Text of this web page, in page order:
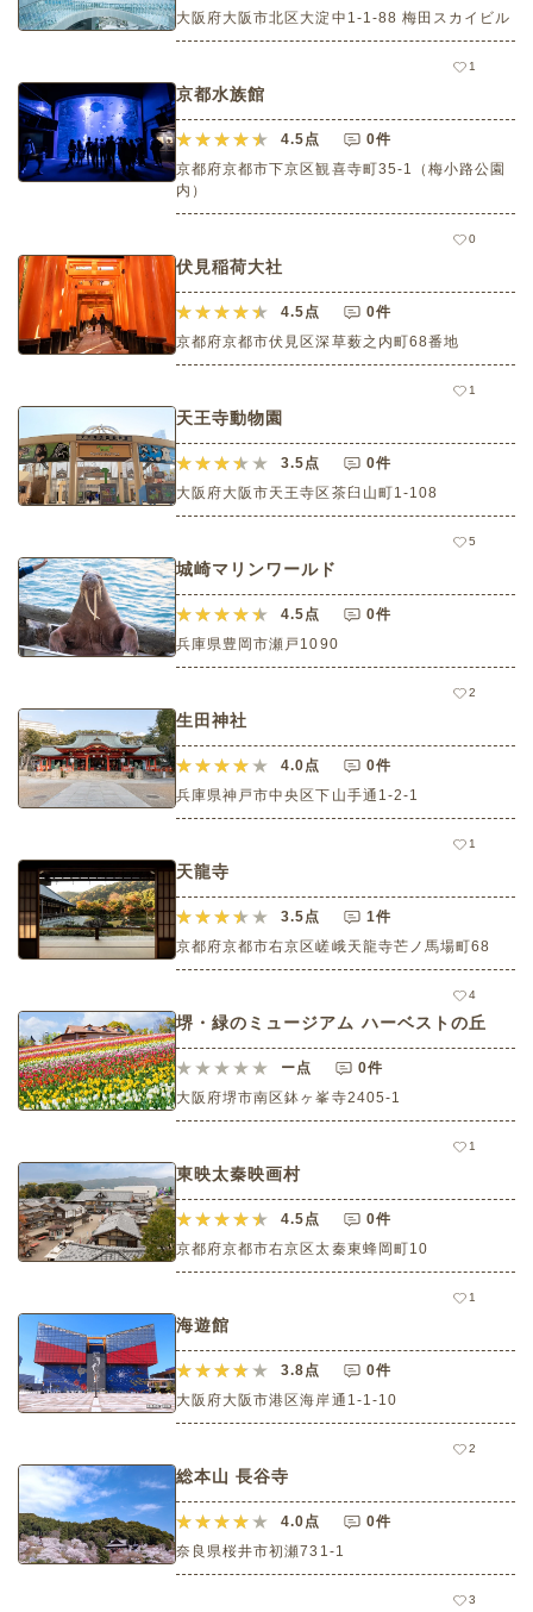
大阪府大阪市北区大淀中1-1-88 梅田スカイビル
1
京都水族館
4.5点
0件
京都府京都市下京区観喜寺町35-1（梅小路公園
内）
0
伏見稲荷大社
4.5点
0件
京都府京都市伏見区深草薮之内町68番地
1
天王寺動物園
3.5点
0件
大阪府大阪市天王寺区茶臼山町1-108
5
城崎マリンワールド
4.5点
0件
兵庫県豊岡市瀬戸1090
2
生田神社
4.0点
0件
兵庫県神戸市中央区下山手通1-2-1
1
天龍寺
3.5点
1件
京都府京都市右京区嵯峨天龍寺芒ノ馬場町68
4
堺・緑のミュージアム ハーベストの丘
ー点
0件
大阪府堺市南区鉢ヶ峯寺2405-1
1
東映太秦映画村
4.5点
0件
京都府京都市右京区太秦東蜂岡町10
1
海遊館
3.8点
0件
大阪府大阪市港区海岸通1-1-10
2
総本山 長谷寺
4.0点
0件
奈良県桜井市初瀬731-1
3